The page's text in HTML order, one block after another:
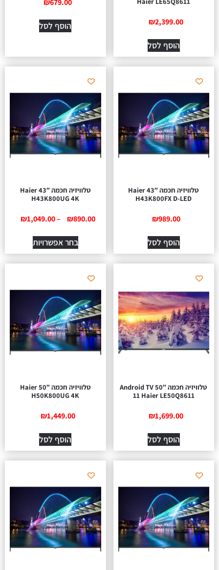
₪2,399.00
הוסף לסל
₪679.00
הוסף לסל
טלוויזיה חכמה 43″ Haier
H43K800FX D-LED
₪989.00
הוסף לסל
טלוויזיה חכמה 43″ Haier
H43K800UG 4K
₪890.00
–
₪1,049.00
בחר אפשרויות
טלוויזיה חכמה 50″ Android TV
11 Haier LE50Q8611
₪1,699.00
הוסף לסל
טלוויזיה חכמה 50″ Haier
H50K800UG 4K
₪1,449.00
הוסף לסל